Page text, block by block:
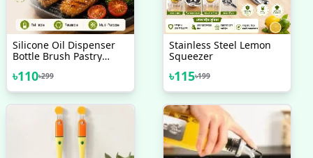
Silicone Oil Dispenser
Bottle Brush Pastry
Wine Sauce Grill Brush
For Barbecue
৳110৳299
Stainless Steel Lemon
Squeezer
৳115৳199